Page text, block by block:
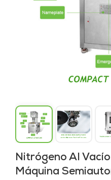
Nitrógeno Al
Máquina